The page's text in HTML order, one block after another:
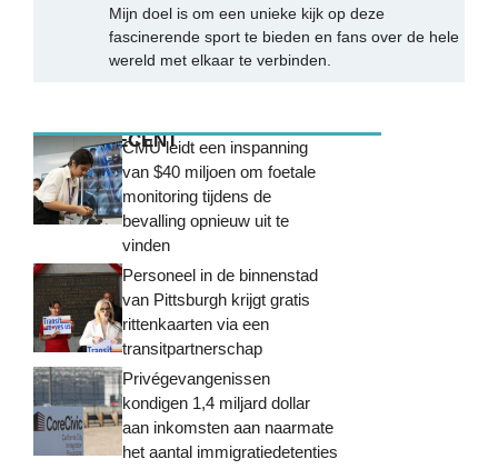
Mijn doel is om een unieke kijk op deze
fascinerende sport te bieden en fans over de hele
wereld met elkaar te verbinden.
MEEST RECENTCMU leidt een inspanning
van $40 miljoen om foetale
monitoring tijdens de
bevalling opnieuw uit te
vinden
Personeel in de binnenstad
van Pittsburgh krijgt gratis
rittenkaarten via een
transitpartnerschap
Privégevangenissen
kondigen 1,4 miljard dollar
aan inkomsten aan naarmate
het aantal immigratiedetenties